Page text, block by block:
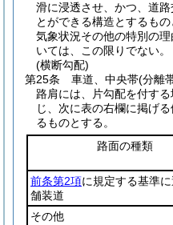
滑に浸透させ、かつ、道
とができる構造とするもの
気象状況その他の特別の
いては、この限りでない。
(横断勾配)
第25条
車道、中央帯(分離
路肩には、片勾配を付す
じ、次に表の右欄に掲げ
るものとする。
路面の種類
前条第2項に規定する基準
舗装道
その他